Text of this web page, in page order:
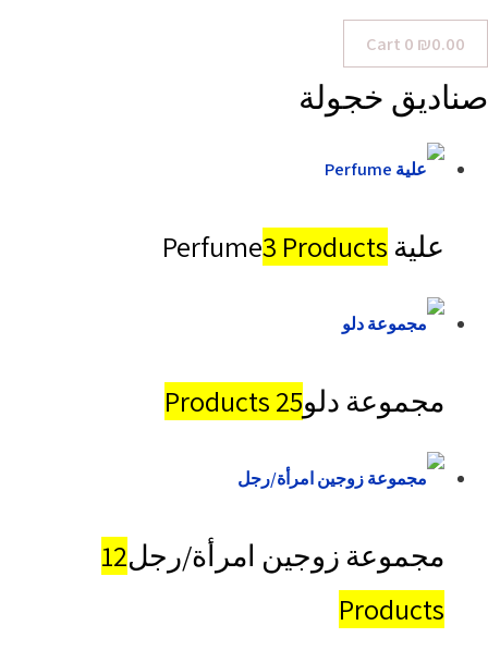
₪0.00
0
Cart
صناديق خجولة
علية Perfume 3 Products
مجموعة دلو25 Products
مجموعة زوجين امرأة/رجل12
Products